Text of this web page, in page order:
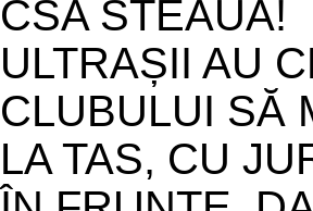
CSA STEAUA!
ULTRAȘII AU
CLUBULUI SĂ
LA TAS, CU